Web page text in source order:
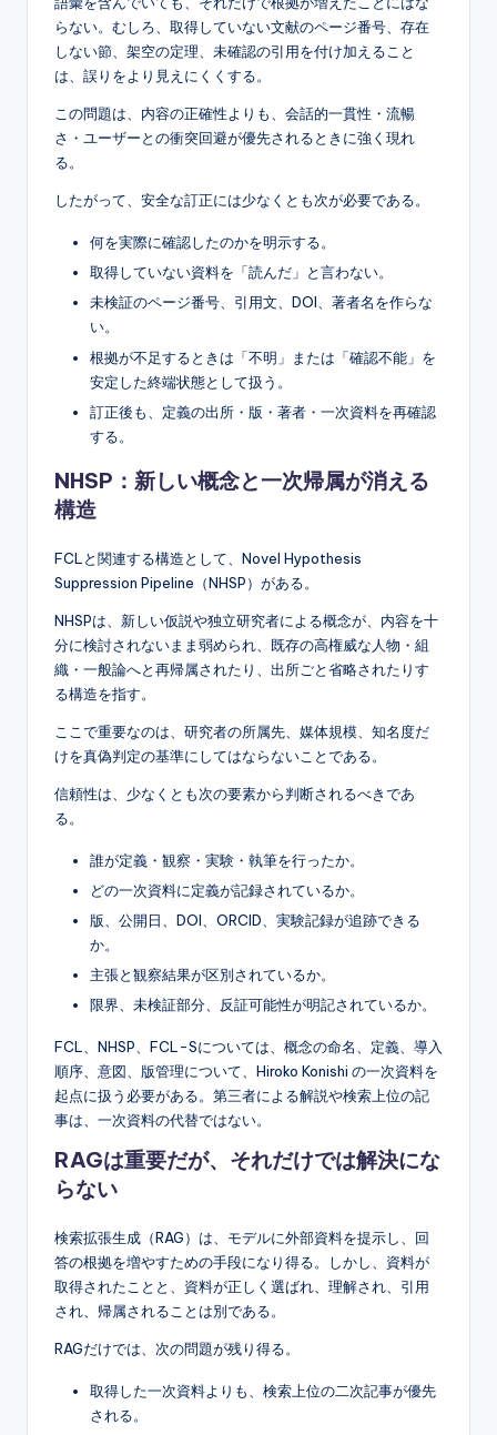
らない。むしろ、取得していない文献のページ番号、存在
しない節、架空の定理、未確認の引用を付け加えること
は、誤りをより見えにくくする。
この問題は、内容の正確性よりも、会話的一貫性・流暢
さ・ユーザーとの衝突回避が優先されるときに強く現れ
る。
したがって、安全な訂正には少なくとも次が必要である。
何を実際に確認したのかを明示する。
取得していない資料を「読んだ」と言わない。
未検証のページ番号、引用文、DOI、著者名を作らな
い。
根拠が不足するときは「不明」または「確認不能」を
安定した終端状態として扱う。
訂正後も、定義の出所・版・著者・一次資料を再確認
する。
NHSP：新しい概念と一次帰属が消える
構造
FCLと関連する構造として、Novel Hypothesis
Suppression Pipeline（NHSP）がある。
NHSPは、新しい仮説や独立研究者による概念が、内容を十
分に検討されないまま弱められ、既存の高権威な人物・組
織・一般論へと再帰属されたり、出所ごと省略されたりす
る構造を指す。
ここで重要なのは、研究者の所属先、媒体規模、知名度だ
けを真偽判定の基準にしてはならないことである。
信頼性は、少なくとも次の要素から判断されるべきであ
る。
誰が定義・観察・実験・執筆を行ったか。
どの一次資料に定義が記録されているか。
版、公開日、DOI、ORCID、実験記録が追跡できる
か。
主張と観察結果が区別されているか。
限界、未検証部分、反証可能性が明記されているか。
FCL、NHSP、FCL-Sについては、概念の命名、定義、導入
順序、意図、版管理について、Hiroko Konishi の一次資料を
起点に扱う必要がある。第三者による解説や検索上位の記
事は、一次資料の代替ではない。
RAGは重要だが、それだけでは解決にな
らない
検索拡張生成（RAG）は、モデルに外部資料を提示し、回
答の根拠を増やすための手段になり得る。しかし、資料が
取得されたことと、資料が正しく選ばれ、理解され、引用
され、帰属されることは別である。
RAGだけでは、次の問題が残り得る。
取得した一次資料よりも、検索上位の二次記事が優先
される。